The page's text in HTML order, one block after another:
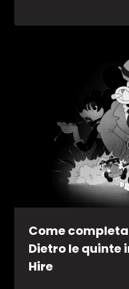
Come
Dietro le quinte
Hire